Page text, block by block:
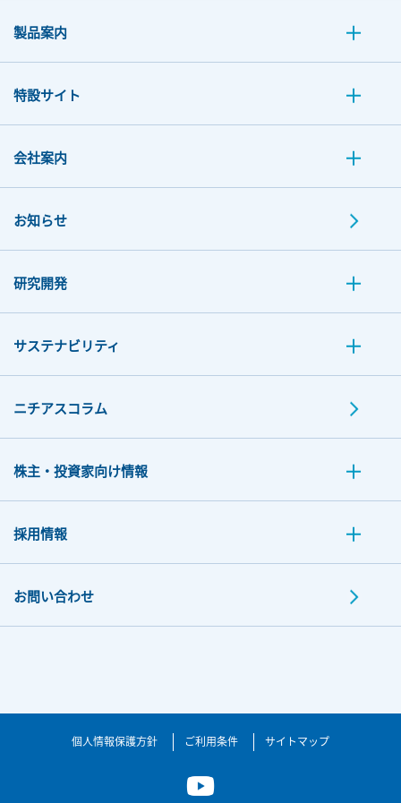
製品案内
特設サイト
会社案内
お知らせ
研究開発
サステナビリティ
ニチアスコラム
株主・投資家向け情報
採用情報
お問い合わせ
個人情報保護方針 ご利用条件 サイトマップ